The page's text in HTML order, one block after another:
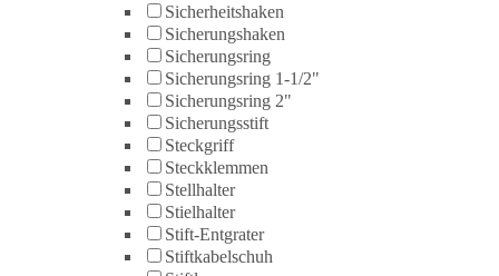
Sicherheitshaken
Sicherungshaken
Sicherungsring
Sicherungsring 1-1/2"
Sicherungsring 2"
Sicherungsstift
Steckgriff
Steckklemmen
Stellhalter
Stielhalter
Stift-Entgrater
Stiftkabelschuh